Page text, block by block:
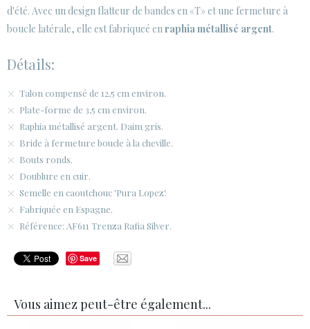
ESPACE CLIENTS B2B
SECURE WEB SSL CERTIFICATE © 2026 PURA LOPEZ
d'été. Avec un design flatteur de bandes en «T» et une fermeture à
boucle latérale, elle est fabriqueé enraphia métallisé argent.
Détails:
Talon compensé de 12,5 cm environ.
Plate-forme de 3,5 cm environ.
Raphia métallisé argent. Daim gris.
Bride à fermeture boucle à la cheville.
Bouts ronds.
Doublure en cuir.
Semelle en caoutchouc 'Pura Lopez'.
Fabriquée en Espagne.
Référence: AF611 Trenza Rafia Silver.
Save
Vous aimez peut-être également...